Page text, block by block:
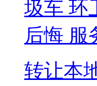
转让本